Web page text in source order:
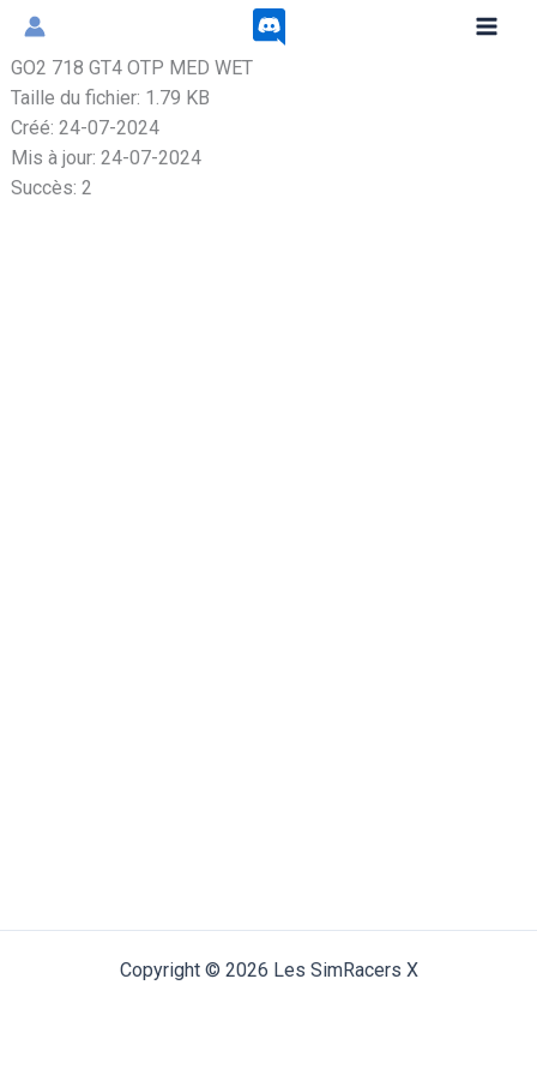
Aller
contenu
GO2 718 GT4 OTP MED WET
Taille du fichier: 1.79 KB
Créé: 24-07-2024
Mis à jour: 24-07-2024
Succès: 2
Copyright © 2026 Les SimRacers X